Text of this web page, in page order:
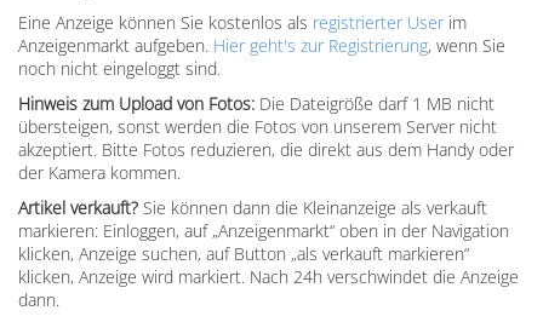
Eine Anzeige können Sie kostenlos als registrierter User im
Anzeigenmarkt aufgeben. Hier geht's zur Registrierung, wenn Sie
noch nicht eingeloggt sind.
Hinweis zum Upload von Fotos: Die Dateigröße darf 1 MB nicht
übersteigen, sonst werden die Fotos von unserem Server nicht
akzeptiert. Bitte Fotos reduzieren, die direkt aus dem Handy oder
der Kamera kommen.
Artikel verkauft? Sie können dann die Kleinanzeige als verkauft
markieren: Einloggen, auf „Anzeigenmarkt“ oben in der Navigation
klicken, Anzeige suchen, auf Button „als verkauft markieren“
klicken, Anzeige wird markiert. Nach 24h verschwindet die Anzeige
dann.